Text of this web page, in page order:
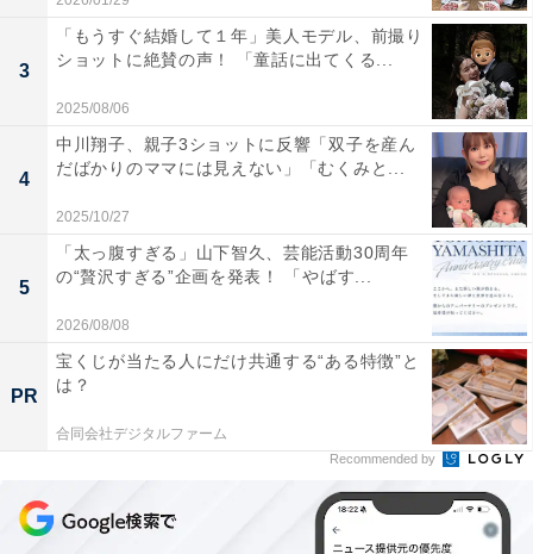
3
「もうすぐ結婚して１年」美人モデル、前撮り
ショットに絶賛の声！ 「童話に出てくる...
2025/08/06
4
中川翔子、親子3ショットに反響「双子を産ん
だばかりのママには見えない」「むくみと...
2025/10/27
5
「太っ腹すぎる」山下智久、芸能活動30周年
の“贅沢すぎる”企画を発表！ 「やばす...
2026/08/08
PR
宝くじが当たる人にだけ共通する“ある特徴”と
は？
合同会社デジタルファーム
Recommended by